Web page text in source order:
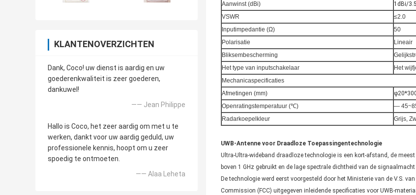
KLANTENOVERZICHTEN
Dank, Coco! uw dienst is aardig en uw
goederenkwaliteit is zeer goederen,
dankuwel!
—— Jean Philippe
Hallo is Coco, het zeer aardig om met u te
werken, dankt voor uw aardig geduld, uw
professionele kennis, hoopt om u zeer
spoedig te ontmoeten.
—— Alaa Leheta
Aanwinst (dBi)
1dBi/
VSWR
≤2.0
Inputimpedantie (Ω)
50
Polarisatie
Lineair
Bliksembescherming
Het type van inputschakelaar
Het
Mechanicaspecificaties
Afmetingen (mm)
Openratingstemperatuur (℃)
—
Radarkoepelkleur
Grijs,
UWB-Antenne voor Draadloze Toepassingentechnologie
Ultra-Ultra-wideband draadloze technologie is een kort-afstand, de
boven 1 GHz gebruikt en de lage spectrale dichtheid van de signaalmacht
De technologie werd eerst voorgesteld door het Ministerie van de V.S.
Commission (FCC) uitgegeven inleidende specificaties voor UWB-